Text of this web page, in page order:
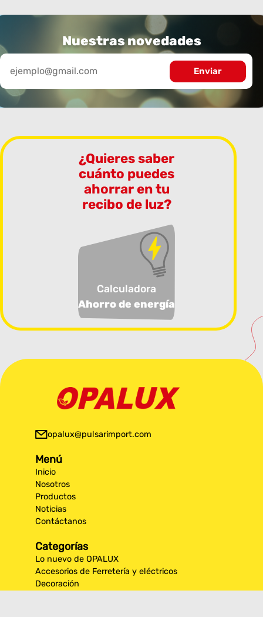
Nuestras novedades
¿Quieres saber
cuánto puedes
ahorrar en tu
recibo de luz?
Calculadora
Ahorro de energía
opalux@pulsarimport.com
Menú
Inicio
Nosotros
Productos
Noticias
Contáctanos
Categorías
Lo nuevo de OPALUX
Accesorios de Ferretería y eléctricos
Decoración